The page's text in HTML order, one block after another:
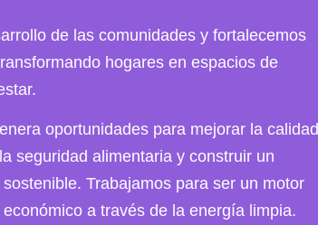
de las comunidades y fortalecemos
hogares en espacios de
oportunidades para mejorar la calidad
seguridad alimentaria y construir un
Trabajamos para ser un motor
a través de la energía limpia.